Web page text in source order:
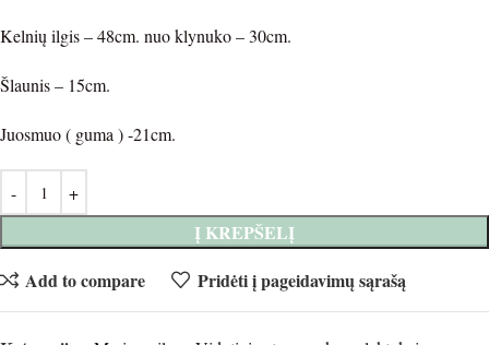
Kelnių ilgis – 48cm. nuo klynuko – 30cm.
Šlaunis – 15cm.
Juosmuo ( guma ) -21cm.
Į KREPŠELĮ
Add to compare
Pridėti į pageidavimų sąrašą